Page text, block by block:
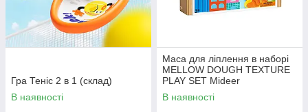
Гра Теніс 2 в 1 (склад)
В наявності
Маса для ліплення в наборі
MELLOW DOUGH TEXTURE
PLAY SET Mideer
В наявності